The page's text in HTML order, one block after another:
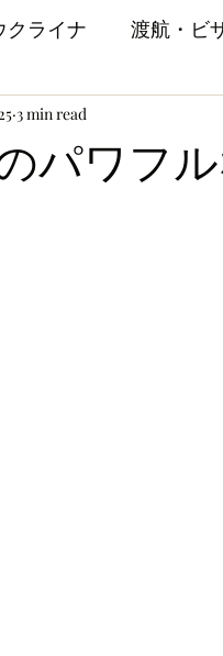
クライナ 渡航・ビ
健康
パワフ
3 min read